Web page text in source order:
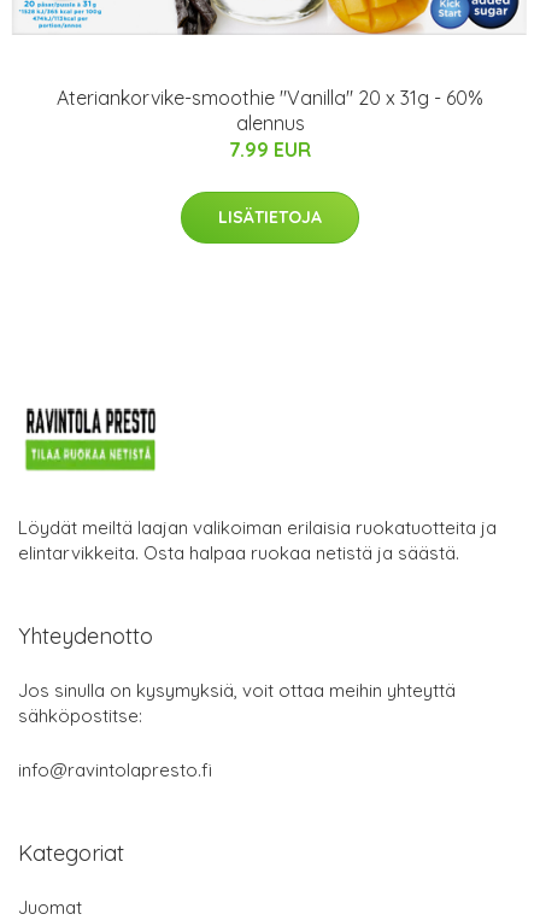
Ateriankorvike-smoothie "Vanilla" 20 x 31g - 60%
alennus
7.99 EUR
LISÄTIETOJA
Löydät meiltä laajan valikoiman erilaisia ruokatuotteita ja
elintarvikkeita. Osta halpaa ruokaa netistä ja säästä.
Yhteydenotto
Jos sinulla on kysymyksiä, voit ottaa meihin yhteyttä
sähköpostitse:
info@ravintolapresto.fi
Kategoriat
Juomat